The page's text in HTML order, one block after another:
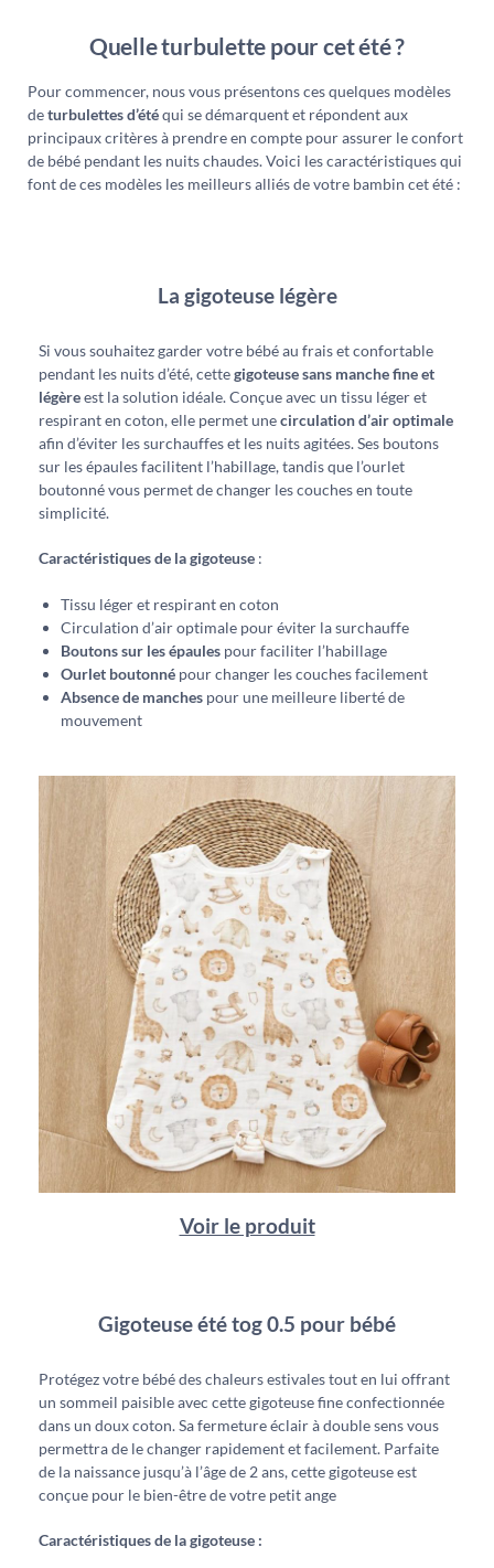
Quelle turbulette pour cet été ?
Pour commencer, nous vous présentons ces quelques modèles
deturbulettes d’étéqui se démarquent et répondent aux
principaux critères à prendre en compte pour assurer le confort
de bébé pendant les nuits chaudes. Voici les caractéristiques qui
font de ces modèles les meilleurs alliés de votre bambin cet été :
La gigoteuse légère
Si vous souhaitez garder votre bébé au frais et confortable
pendant les nuits d’été, cettegigoteuse sans manche fine et
légèreest la solution idéale. Conçue avec un tissu léger et
respirant en coton, elle permet unecirculation d’air optimale
afin d’éviter les surchauffes et les nuits agitées. Ses boutons
sur les épaules facilitent l’habillage, tandis que l’ourlet
boutonné vous permet de changer les couches en toute
simplicité.
Caractéristiques de la gigoteuse :
Tissu léger et respirant en coton
Circulation d’air optimale pour éviter la surchauffe
Boutons sur les épaules pour faciliter l’habillage
Ourlet boutonné pour changer les couches facilement
Absence de manches pour une meilleure liberté de
mouvement
Voir le produit
Gigoteuse été tog 0.5 pour bébé
Protégez votre bébé des chaleurs estivales tout en lui offrant
un sommeil paisible avec cette gigoteuse fine confectionnée
dans un doux coton. Sa fermeture éclair à double sens vous
permettra de le changer rapidement et facilement. Parfaite
de la naissance jusqu’à l’âge de 2 ans, cette gigoteuse est
conçue pour le bien-être de votre petit ange
Caractéristiques de la gigoteuse :